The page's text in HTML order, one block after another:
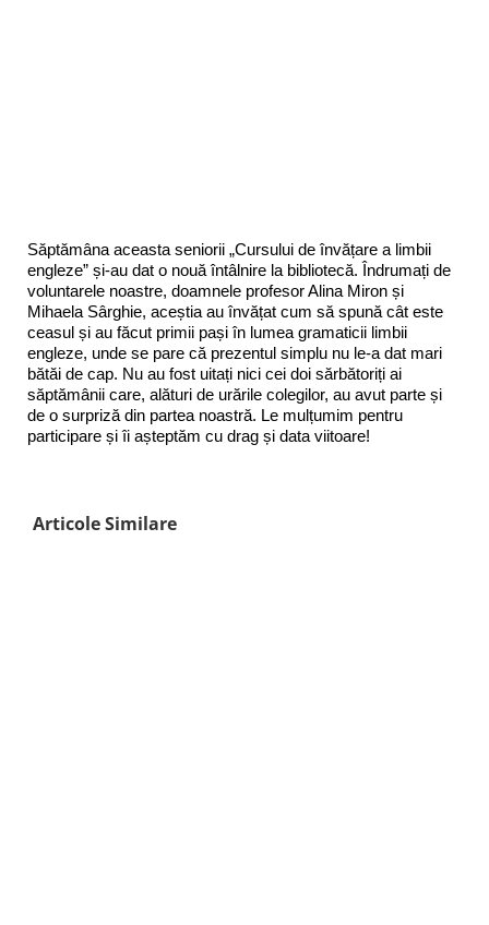
Săptămâna aceasta seniorii „Cursului de învățare a limbii
engleze” și-au dat o nouă întâlnire la bibliotecă. Îndrumați de
voluntarele noastre, doamnele profesor Alina Miron și
Mihaela Sârghie, aceștia au învățat cum să spună cât este
ceasul și au făcut primii pași în lumea gramaticii limbii
engleze, unde se pare că prezentul simplu nu le-a dat mari
bătăi de cap. Nu au fost uitați nici cei doi sărbătoriți ai
săptămânii care, alături de urările colegilor, au avut parte și
de o surpriză din partea noastră. Le mulțumim pentru
participare și îi așteptăm cu drag și data viitoare!
Articole Similare